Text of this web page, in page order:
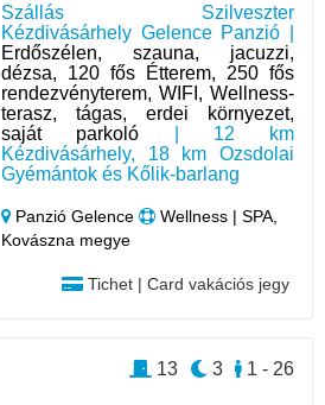
Szállás Szilveszter
Kézdivásárhely Gelence Panzió |
Erdőszélen, szauna, jacuzzi,
dézsa, 120 fős Étterem, 250 fős
rendezvényterem, WIFI, Wellness-
terasz, tágas, erdei környezet,
saját parkoló | 12 km
Kézdivásárhely, 18 km Ozsdolai
Gyémántok és Kőlik-barlang
Panzió Gelence
Wellness | SPA,
Kovászna megye
Tichet | Card vakációs jegy
1 - 26
3
13